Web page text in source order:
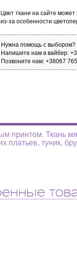
Цвет ткани на сайте
из-за особенности
Нужна помощь с выбором?
Напишите нам в вайбер:
Позвоните нам: +38067
принтом. Ткань
туник,